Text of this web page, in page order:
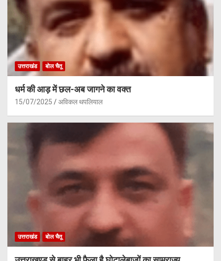
उत्तराखंड बोल चैतू
धर्म की आड़ में छल-अब जागने का वक्त
15/07/2025 अविकल थपलियाल
उत्तराखंड बोल चैतू